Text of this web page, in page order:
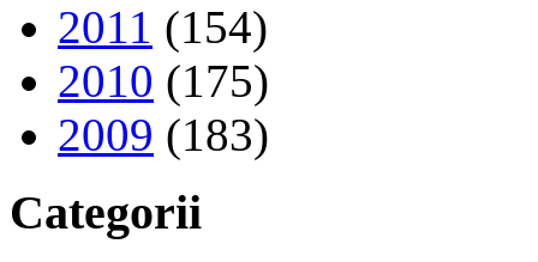
2011 (154)
2010 (175)
2009 (183)
Categorii